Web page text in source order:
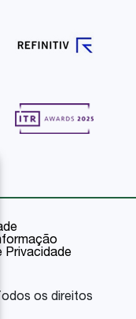
Privacidade
os direitos